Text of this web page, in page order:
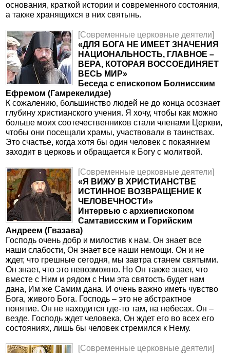
основания, краткой истории и современного состояния,
а также хранящихся в них святынь.
[Современные церковные деятели]
«ДЛЯ БОГА НЕ ИМЕЕТ ЗНАЧЕНИЯ
НАЦИОНАЛЬНОСТЬ, ГЛАВНОЕ –
ВЕРА, КОТОРАЯ ВОССОЕДИНЯЕТ
ВЕСЬ МИР»
Беседа с епископом Болнисским
Ефремом (Гамрекелидзе)
К сожалению, большинство людей не до конца осознает
глубину христианского учения. Я хочу, чтобы как можно
больше моих соотечественников стали членами Церкви,
чтобы они посещали храмы, участвовали в таинствах.
Это счастье, когда хотя бы один человек с покаянием
заходит в церковь и обращается к Богу с молитвой.
[Современные церковные деятели]
«Я ВИЖУ В ХРИСТИАНСТВЕ
ИСТИННОЕ ВОЗВРАЩЕНИЕ К
ЧЕЛОВЕЧНОСТИ»
Интервью с архиепископом
Самтависским и Горийским
Андреем (Гвазава)
Господь очень добр и милостив к нам. Он знает все
наши слабости, Он знает все наши немощи. Он и не
ждет, что грешные сегодня, мы завтра станем святыми.
Он знает, что это невозможно. Но Он также знает, что
вместе с Ним и рядом с Ним эта святость будет нам
дана, Им же Самим дана. И очень важно иметь чувство
Бога, живого Бога. Господь – это не абстрактное
понятие. Он не находится где-то там, на небесах. Он –
везде. Господь ждет человека, Он ждет его во всех его
состояниях, лишь бы человек стремился к Нему.
[Современные церковные деятели]